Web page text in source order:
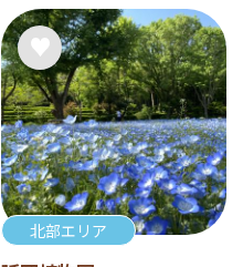
北部エリア